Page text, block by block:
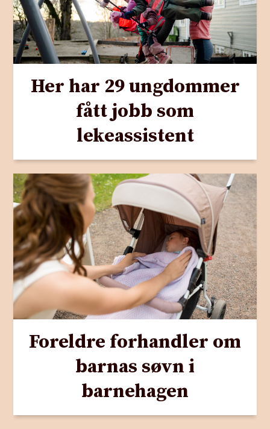
Her har 29 ungdommer
fått jobb som
lekeassistent
Foreldre forhandler om
barnas søvn i
barnehagen